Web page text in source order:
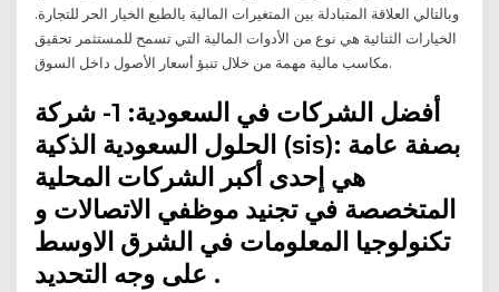
وبالتالي العلاقة المتبادلة بين المتغيرات المالية بالطبع الخيار الحر للتجارة.
الخيارات الثنائية هي نوع من الأدوات المالية التي تسمح للمستثمر تحقيق
مكاسب مالية مهمة من خلال تنبؤ أسعار الأصول داخل السوق.
أفضل الشركات في السعودية: 1- شركة
الحلول السعودية الذكية (sis): بصفة عامة
هي إحدى أكبر الشركات المحلية
المتخصصة في تجنيد موظفي الاتصالات و
تكنولوجيا المعلومات في الشرق الاوسط
على وجه التحديد .